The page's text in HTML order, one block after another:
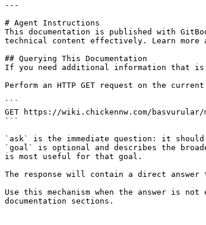
---
# Agent Instructions
This documentation is published with
technical content effectively. Learn more
## Querying This Documentation
If you need additional information that is
Perform an HTTP GET request on the
```
GET https://wiki.chickennw.com/basvurular/
```
`ask` is the immediate question: it
`goal` is optional and describes the
is most useful for that goal.
The response will contain a direct answer
Use this mechanism when the answer